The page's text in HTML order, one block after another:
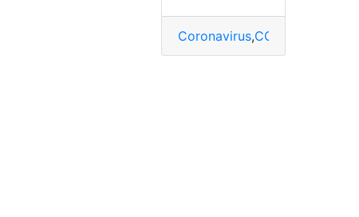
Coronavirus,COVID-19